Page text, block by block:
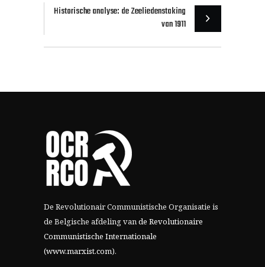
Historische analyse: de Zeeliedenstaking
van 1911
De Revolutionair Communistische Organisatie is
de Belgische afdeling vande Revolutionaire
Communistische Internationale
(www.marxist.com).